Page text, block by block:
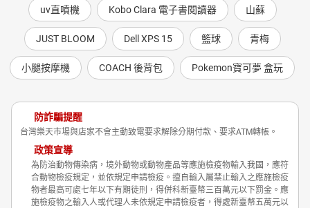
uv直噴機 Kobo Clara 電子書閱讀器 山蘇
JUST BLOOM Dell XPS 15 籃球 青梅
小腿按摩機 COACH 後背包 Pokemon寶可夢 盒玩
防詐騙提醒
台灣樂天市場與店家不會主動致電要求解除分期付款、要求ATM轉帳。
政策宣導
為防治動物傳染病，境外動物或動物產品等應施檢疫物輸入我國，應符
合動物檢疫規定，並依規定申請檢疫。擅自輸入屬禁止輸入之應施檢疫
物者最高可處七年以下有期徒刑，得併科新臺幣三百萬元以下罰金。應
施檢疫物之輸入人或代理人未依規定申請檢疫者，得處新臺幣五萬元以